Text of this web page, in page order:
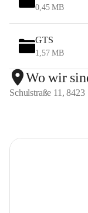
0,45 MB
GTS
1,57 MB
Wo wir
Schulstraße 11,